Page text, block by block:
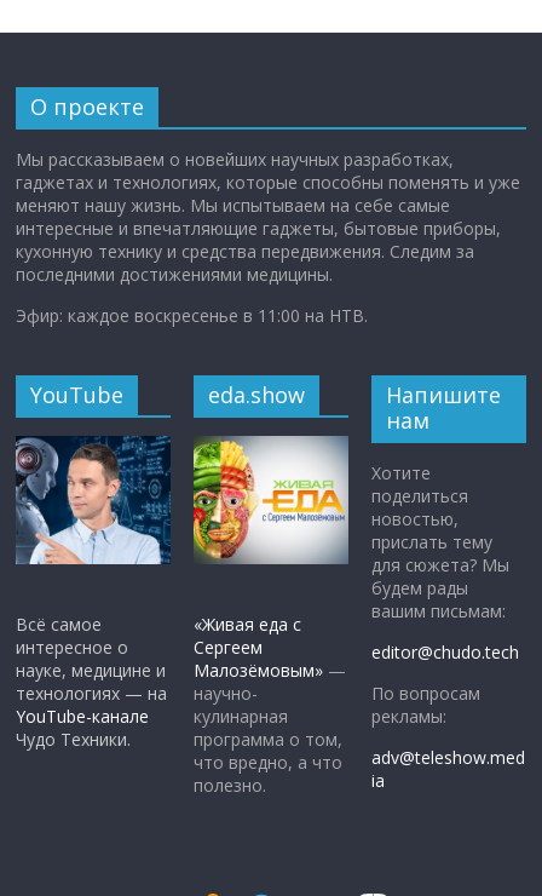
О проекте
Мы рассказываем о новейших научных разработках,
гаджетах и технологиях, которые способны поменять и уже
меняют нашу жизнь. Мы испытываем на себе самые
интересные и впечатляющие гаджеты, бытовые приборы,
кухонную технику и средства передвижения. Следим за
последними достижениями медицины.
Эфир: каждое воскресенье в 11:00 на НТВ.
YouTube
Всё самое
интересное о
науке, медицине и
технологиях — на
YouTube-канале
Чудо Техники.
eda.show
«Живая еда с
Сергеем
Малозёмовым» —
научно-
кулинарная
программа о том,
что вредно, а что
полезно.
Напишите
нам
Хотите
поделиться
новостью,
прислать тему
для сюжета? Мы
будем рады
вашим письмам:
editor@chudo.tech
По вопросам
рекламы:
adv@teleshow.med
ia